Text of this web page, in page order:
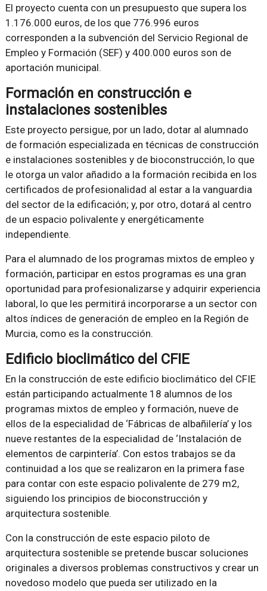
El proyecto cuenta con un presupuesto que supera los
1.176.000 euros, de los que 776.996 euros
corresponden a la subvención del Servicio Regional de
Empleo y Formación (SEF) y 400.000 euros son de
aportación municipal.
Formación en construcción e
instalaciones sostenibles
Este proyecto persigue, por un lado, dotar al alumnado
de formación especializada en técnicas de construcción
e instalaciones sostenibles y de bioconstrucción, lo que
le otorga un valor añadido a la formación recibida en los
certificados de profesionalidad al estar a la vanguardia
del sector de la edificación; y, por otro, dotará al centro
de un espacio polivalente y energéticamente
independiente.
Para el alumnado de los programas mixtos de empleo y
formación, participar en estos programas es una gran
oportunidad para profesionalizarse y adquirir experiencia
laboral, lo que les permitirá incorporarse a un sector con
altos índices de generación de empleo en la Región de
Murcia, como es la construcción.
Edificio bioclimático del CFIE
En la construcción de este edificio bioclimático del CFIE
están participando actualmente 18 alumnos de los
programas mixtos de empleo y formación, nueve de
ellos de la especialidad de ‘Fábricas de albañilería’ y los
nueve restantes de la especialidad de ‘Instalación de
elementos de carpintería’. Con estos trabajos se da
continuidad a los que se realizaron en la primera fase
para contar con este espacio polivalente de 279 m2,
siguiendo los principios de bioconstrucción y
arquitectura sostenible.
Con la construcción de este espacio piloto de
arquitectura sostenible se pretende buscar soluciones
originales a diversos problemas constructivos y crear un
novedoso modelo que pueda ser utilizado en la